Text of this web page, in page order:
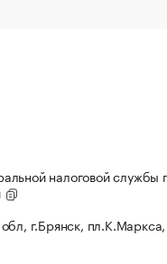
налоговой службы
г.Брянск,